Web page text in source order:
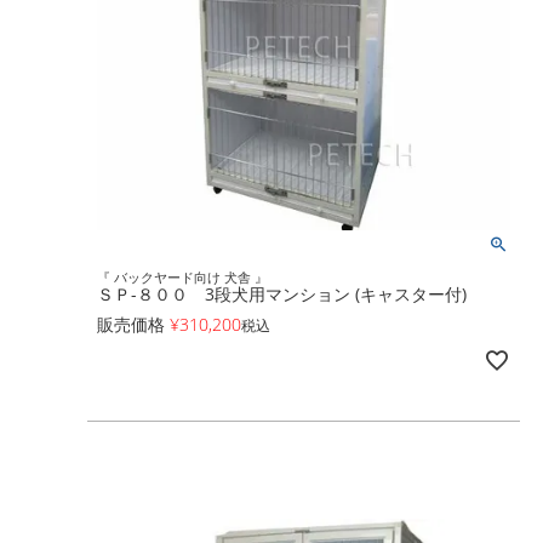
『 バックヤード向け 犬舎 』
ＳＰ-８００ 3段犬用マンション (キャスター付)
販売価格 ¥310,200税込